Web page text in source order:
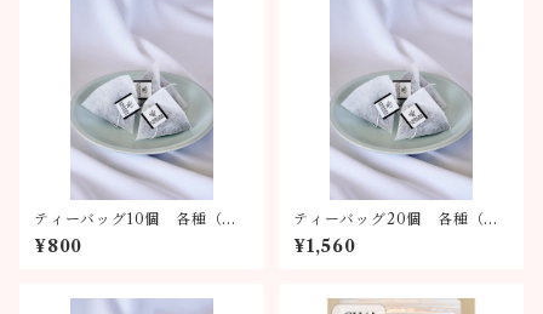
ティーバッグ10個 各種（全6
種類）
¥800
ティーバッグ20個 各種（全
6種類）
¥1,560